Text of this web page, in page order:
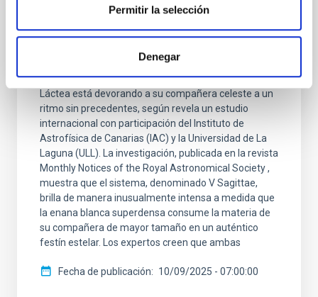
Permitir la selección
Denegar
una inusual “danza estelar” que podría
culminar en una explosión visible desde la
Una estrella enana blanca de nuestra propia Vía
Láctea está devorando a su compañera celeste a un
ritmo sin precedentes, según revela un estudio
internacional con participación del Instituto de
Astrofísica de Canarias (IAC) y la Universidad de La
Laguna (ULL). La investigación, publicada en la revista
Monthly Notices of the Royal Astronomical Society ,
muestra que el sistema, denominado V Sagittae,
brilla de manera inusualmente intensa a medida que
la enana blanca superdensa consume la materia de
su compañera de mayor tamaño en un auténtico
festín estelar. Los expertos creen que ambas
Fecha de publicación 10/09/2025 - 07:00:00